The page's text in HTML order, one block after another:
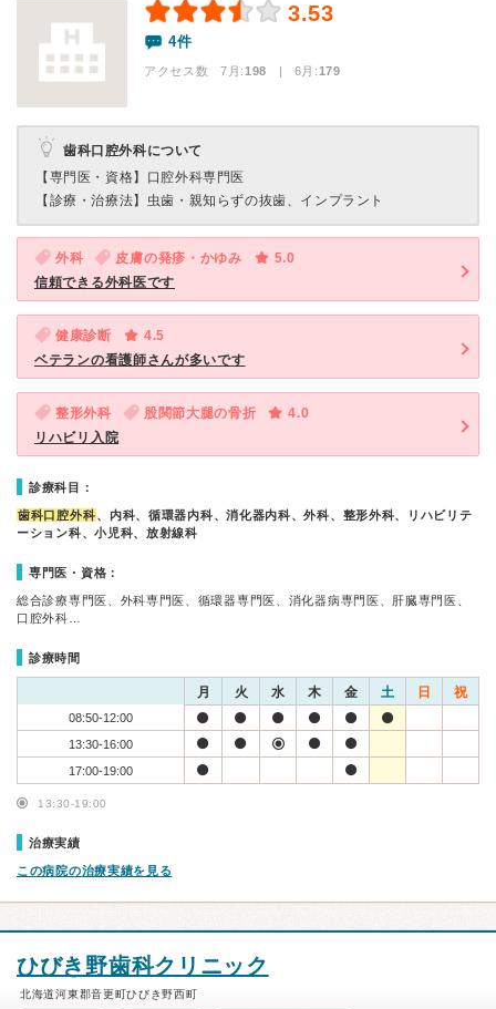
3.53
4件
アクセス数 7月:198 | 6月:179
歯科口腔外科について
【専門医・資格】 口腔外科専門医
【診療・治療法】 虫歯・親知らずの抜歯、インプラント
外科 皮膚の発疹・かゆみ
5.0
信頼できる外科医です
健康診断
4.5
ベテランの看護師さんが多いです
整形外科 股関節大腿の骨折
4.0
リハビリ入院
診療科目：
歯科口腔外科、内科、循環器内科、消化器内科、外科、整形外科、リハビリテ
ーション科、小児科、放射線科
専門医・資格：
総合診療専門医、外科専門医、循環器専門医、消化器病専門医、肝臓専門医、
口腔外科…
診療時間
月 火 水 木 金 土 日 祝
08:50-12:00
13:30-16:00
17:00-19:00
13:30-19:00
治療実績
この病院の治療実績を見る
ひびき野歯科クリニック
北海道河東郡音更町ひびき野西町